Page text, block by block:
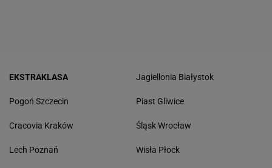
EKSTRAKLASA
Pogoń Szczecin
Cracovia Kraków
Lech Poznań
Jagiellonia Białystok
Piast Gliwice
Śląsk Wrocław
Wisła Płock